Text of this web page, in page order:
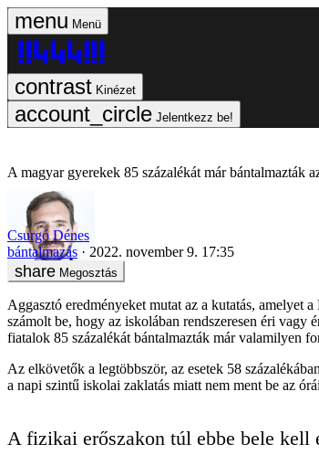
Menü
Kinézet
Jelentkezz be!
A magyar gyerekek 85 százalékát már bántalmazták
Csurgó Dénes
bántalmazás
2022. november 9. 17:35
Megosztás
Aggasztó eredményeket mutat az a kutatás,
számolt be, hogy az iskolában rendszeresen éri
fiatalok 85 százalékát bántalmazták már valamilyen
Az elkövetők a legtöbbször, az esetek 58
a napi szintű iskolai zaklatás miatt nem ment be az
A fizikai erőszakon túl ebbe bele